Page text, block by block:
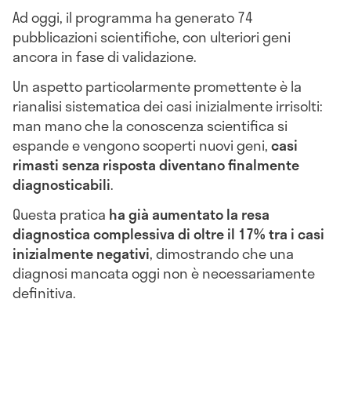
Ad oggi, il programma ha generato 74
pubblicazioni scientifiche, con ulteriori geni
ancora in fase di validazione.
Un aspetto particolarmente promettente è la
rianalisi sistematica dei casi inizialmente irrisolti:
man mano che la conoscenza scientifica si
espande e vengono scoperti nuovi geni,casi
rimasti senza risposta diventano finalmente
diagnosticabili.
Questa pratica ha già aumentato la resa
diagnostica complessiva di oltre il 17% tra i casi
inizialmente negativi, dimostrando che una
diagnosi mancata oggi non è necessariamente
definitiva.